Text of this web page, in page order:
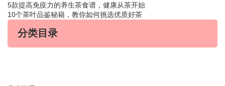
5款提高免疫力的养生茶食谱，健康从茶开始
10个茶叶品鉴秘籍，教你如何挑选优质好茶
分类目录